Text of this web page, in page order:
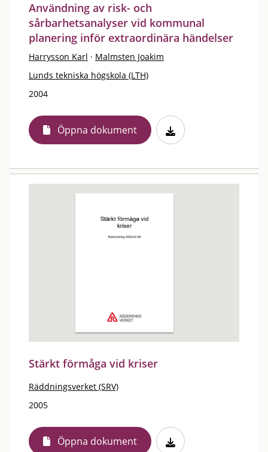
Användning av risk- och
sårbarhetsanalyser vid kommunal
planering inför extraordinära händelser
Harrysson Karl · Malmsten Joakim
Lunds tekniska högskola (LTH)
2004
Öppna dokument
Stärkt förmåga vid kriser
Räddningsverket (SRV)
2005
Öppna dokument